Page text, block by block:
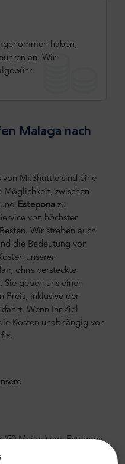
haben,
an. Wir
Malaga nach
Mr.Shuttle sind eine
Möglichkeit, zwischen
und Estepona zu
von höchster
Wir streben auch
die Bedeutung von
unserer
ohne versteckte
Sie geben uns einen
Preis, inklusive der
Wenn Ihr Ziel
Kosten unabhängig von
Meilen) von Estepona
vom Flughafen in